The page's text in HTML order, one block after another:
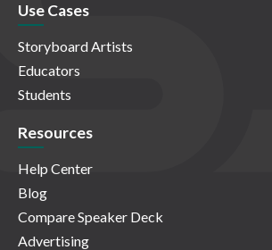
Use Cases
Storyboard Artists
Educators
Students
Resources
Help Center
Blog
Compare Speaker Deck
Advertising